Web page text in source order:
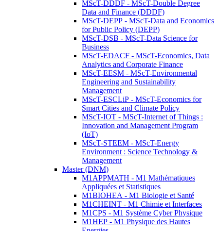
MScT-DDDF - MScT-Double Degree
Data and Finance (DDDF)
MScT-DEPP - MScT-Data and Economics
for Public Policy (DEPP)
MScT-DSB - MScT-Data Science for
Business
MScT-EDACF - MScT-Economics, Data
Analytics and Corporate Finance
MScT-EESM - MScT-Environmental
Engineering and Sustainability
Management
MScT-ESCLiP - MScT-Economics for
Smart Cities and Climate Policy
MScT-IOT - MScT-Internet of Things :
Innovation and Management Program
(IoT)
MScT-STEEM - MScT-Energy
Environment : Science Technology &
Management
Master (DNM)
M1APPMATH - M1 Mathématiques
Appliquées et Statistiques
M1BIOHEA - M1 Biologie et Santé
M1CHEINT - M1 Chimie et Interfaces
M1CPS - M1 Système Cyber Physique
M1HEP - M1 Physique des Hautes